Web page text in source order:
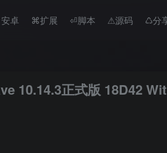
卓 ⌘扩展 ⏎脚本 ⚠︎源码 ♺分
10.14.3正式版 18D42